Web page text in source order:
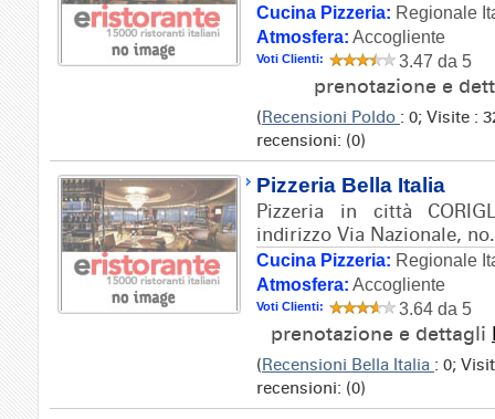
Cucina Pizzeria: Regionale
Atmosfera: Accogliente
Voti Clienti: 3.47 da 5
prenotazione e
(Recensioni Poldo : 0; Visite :
recensioni: (0)
Pizzeria Bella Italia
Pizzeria in città
indirizzo Via Nazionale,
Cucina Pizzeria: Regionale
Atmosfera: Accogliente
Voti Clienti: 3.64 da 5
prenotazione e dettagli
(Recensioni Bella Italia : 0;
recensioni: (0)